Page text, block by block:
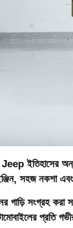
ইতিহাসের
সহজ নকশা
গাড়ি সংগ্রহ করা
প্রতি